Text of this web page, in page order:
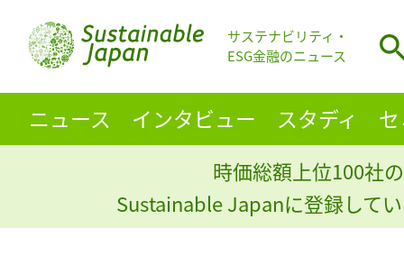
サステナビリティ・
ESG金融のニュース
ニュース インタビュー スタディ
時価総額上位100社
Sustainable Japanに登録して